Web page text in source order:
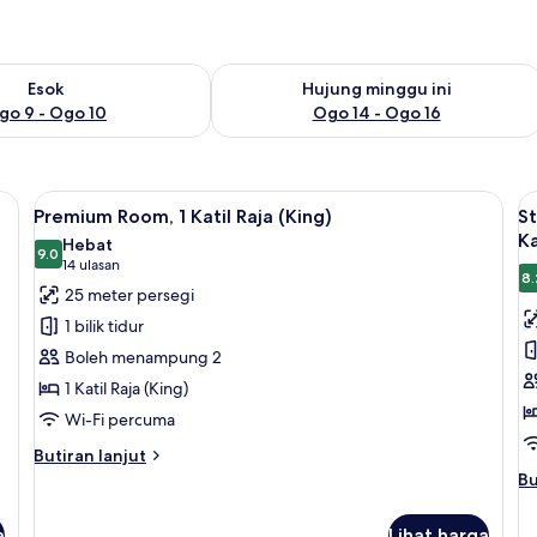
Esok
9 - Ogo 10
untuk esok Ogo 9 - Ogo 10
Hujung minggu ini
Ogo 14 - Ogo 16
Semak ketersediaan untuk hujung
Lihat
semua
foto
untuk
Premium
Room,
1
Katil
Raja
(King)
Peti besi dalam bilik, meja, ruang
6
Premium Room, 1 Katil Raja (King)
9.09.0 daripada 10
Hebat
14 ulasan
(14
ulasan)
25 meter persegi
1 bilik tidur
Boleh menampung 2
1 Katil Raja (King)
Wi-Fi percuma
Butiran lanjut
Butiran